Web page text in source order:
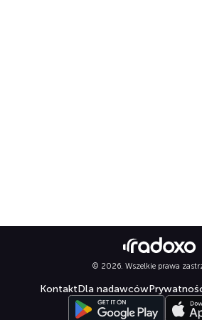
© 2026. Wszelkie prawa
KontaktDla nadawców